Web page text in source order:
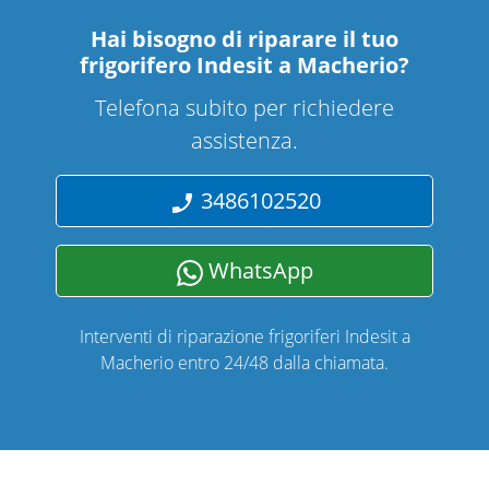
Hai bisogno di riparare il tuo
frigorifero Indesit a Macherio?
Telefona subito per richiedere
assistenza.
3486102520
WhatsApp
Interventi di riparazione frigoriferi Indesit a
Macherio entro 24/48 dalla chiamata.